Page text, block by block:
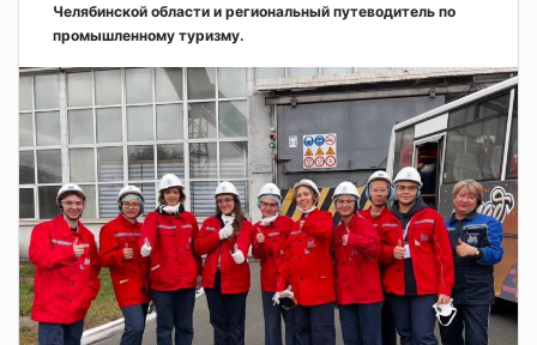
Челябинской области и региональный путеводитель по
промышленному туризму.